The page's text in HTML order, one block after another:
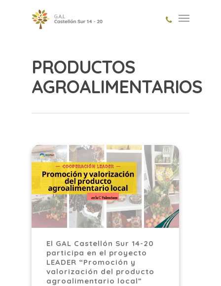
PRODUCTOS
AGROALIMENTARIOS
El GAL Castellón Sur 14-20
participa en el proyecto
LEADER “Promoción y
valorización del producto
agroalimentario local”